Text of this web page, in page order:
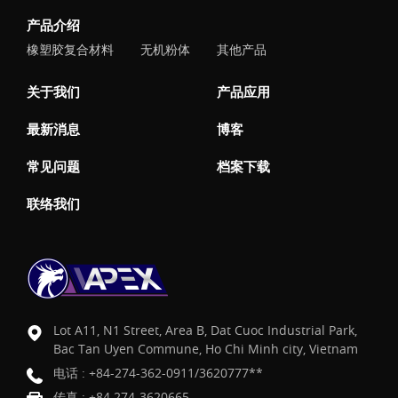
产品介绍
橡塑胶复合材料 无机粉体 其他产品
关于我们 产品应用
最新消息 博客
常见问题 档案下载
联络我们
Lot A11, N1 Street, Area B, Dat Cuoc Industrial Park,
Bac Tan Uyen Commune, Ho Chi Minh city, Vietnam
电话 : +84-274-362-0911/3620777**